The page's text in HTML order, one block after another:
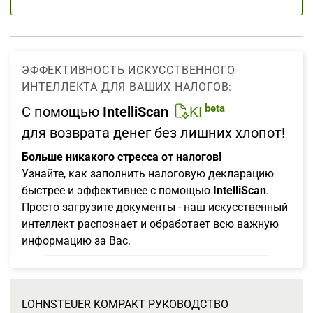
ЭФФЕКТИВНОСТЬ ИСКУССТВЕННОГО
ИНТЕЛЛЕКТА ДЛЯ ВАШИХ НАЛОГОВ:
С помощью IntelliScan KI beta
для возврата денег без лишних хлопот!
Больше никакого стресса от налогов!
Узнайте, как заполнить налоговую декларацию
быстрее и эффективнее с помощью IntelliScan.
Просто загрузите документы - наш искусственный
интеллект распознает и обработает всю важную
информацию за Вас.
LOHNSTEUER KOMPAKT РУКОВОДСТВО